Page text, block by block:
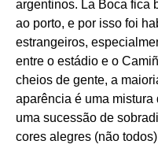
argentinos. La Boca fica
ao porto, e por isso foi
estrangeiros,
entre o estádio e o
cheios de gente, a
aparência é uma
uma sucessão de
cores alegres (não